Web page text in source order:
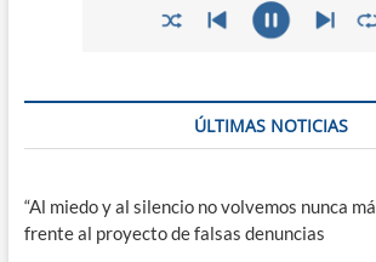
ÚLTIMAS NOTICIAS
“Al miedo y al silencio no volvemos nunca
frente al proyecto de falsas denuncias